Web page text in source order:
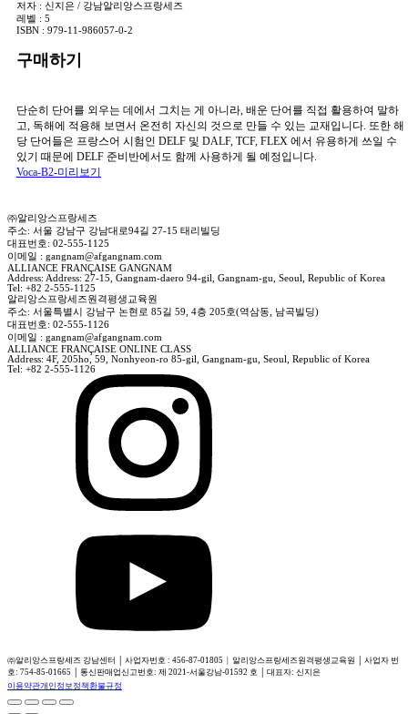
저자 : 신지은 / 강남알리앙스프랑세즈
레벨 : 5
ISBN : 979-11-986057-0-2
구매하기
단순히 단어를 외우는 데에서 그치는 게 아니라, 배운 단어를 직접 활용하여 말하
고, 독해에 적용해 보면서 온전히 자신의 것으로 만들 수 있는 교재입니다. 또한 해
당 단어들은 프랑스어 시험인 DELF 및 DALF, TCF, FLEX 에서 유용하게 쓰일 수
있기 때문에 DELF 준비반에서도 함께 사용하게 될 예정입니다.
Voca-B2-미리보기
㈜알리앙스프랑세즈
주소: 서울 강남구 강남대로94길 27-15 태리빌딩
대표번호: 02-555-1125
이메일 : gangnam@afgangnam.com
ALLIANCE FRANÇAISE GANGNAM
Address: Address: 27-15, Gangnam-daero 94-gil, Gangnam-gu, Seoul, Republic of Korea
Tel: +82 2-555-1125
알리앙스프랑세즈원격평생교육원
주소: 서울특별시 강남구 논현로 85길 59, 4층 205호(역삼동, 남곡빌딩)
대표번호: 02-555-1126
이메일 : gangnam@afgangnam.com
ALLIANCE FRANÇAISE ONLINE CLASS
Address: 4F, 205ho, 59, Nonhyeon-ro 85-gil, Gangnam-gu, Seoul, Republic of Korea
Tel: +82 2-555-1126
㈜알리앙스프랑세즈 강남센터 │ 사업자번호 : 456-87-01805 | 알리앙스프랑세즈원격평생교육원 │ 사업자 번
호: 754-85-01665 │ 통신판매업신고번호: 제 2021-서울강남-01592 호 │ 대표자: 신지은
이용약관개인정보정책환불규정